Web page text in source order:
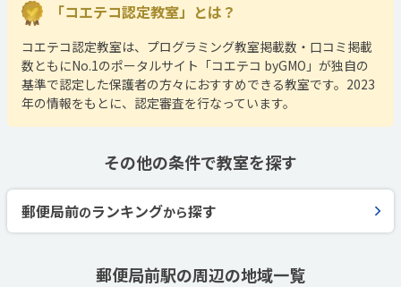
「コエテコ認定教室」とは？
コエテコ認定教室は、プログラミング教室掲載数・口コミ掲載
数ともにNo.1のポータルサイト「コエテコ byGMO」が独自の
基準で認定した保護者の方々におすすめできる教室です。2023
年の情報をもとに、認定審査を行なっています。
その他の条件で教室を探す
郵便局前のランキングから探す
郵便局前駅の周辺の地域一覧